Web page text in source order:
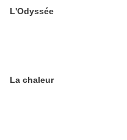
L'Odyssée
La chaleur